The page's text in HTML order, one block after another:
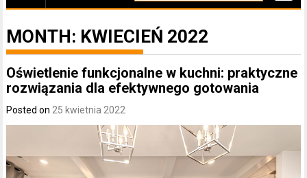
MONTH: KWIECIEŃ 2022
Oświetlenie funkcjonalne w kuchni: praktyczne
rozwiązania dla efektywnego gotowania
Posted on 25 kwietnia 2022